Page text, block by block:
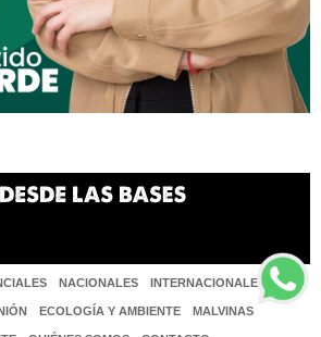
NACIONALES INTERNACIONALES
ECOLOGÍA Y AMBIENTE MALVINAS